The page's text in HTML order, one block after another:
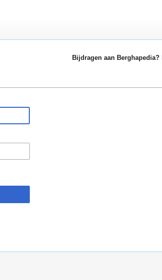
Bijdragen aan Berghapedia?